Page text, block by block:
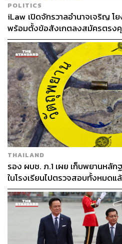
POLITICS
iLaw เปิดจักรวาลอำนาจเจริญ โ
พร้อมตั้งข้อสังเกตลงสมัครตรง
THAILAND
รอง ผบช. ภ.1 เผย เก็บพยานหลัก
ในโรงเรียนไปตรวจสอบทั้งหมดแ